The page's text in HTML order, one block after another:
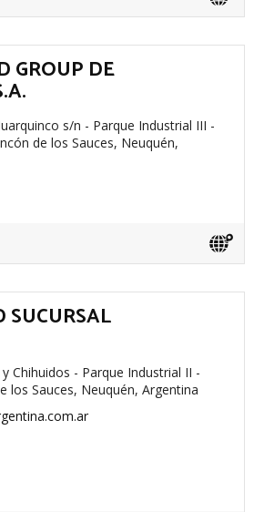
GROUP DE
s/n - Parque Industrial III -
de los Sauces, Neuquén,
SUCURSAL
Chihuidos - Parque Industrial II -
los Sauces, Neuquén, Argentina